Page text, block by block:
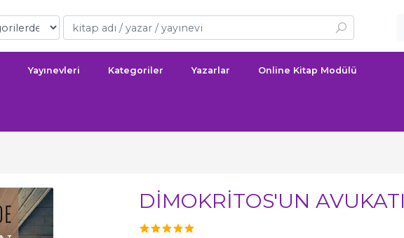
Yayınevleri Kategoriler Yazarlar Online Kitap Modülü
DİMOKRİTOS'UN AVUKATI